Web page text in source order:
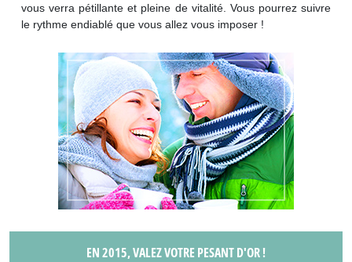
vous verra pétillante et pleine de vitalité. Vous pourrez suivre
le rythme endiablé que vous allez vous imposer !
EN 2015, VALEZ VOTRE PESANT D'OR !